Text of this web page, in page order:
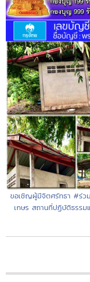
ขอเชิญผู้มีจิตศรัทธา #ร่ว
เกษร สถานที่ปฏิบัติธรร